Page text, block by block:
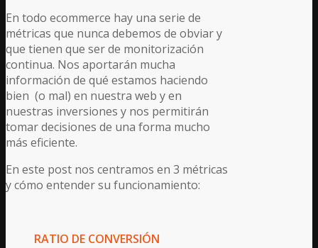
En todo ecommerce hay una serie de
métricas que nunca debemos de obviar y
que tienen que ser de monitorización
continua. Nos aportarán mucha
información de qué estamos haciendo
bien (o mal) en nuestra web y en
nuestras inversiones y nos permitirán
tomar decisiones de una forma mucho
más eficiente.
En este post nos centramos en 3 métricas
y cómo entender su funcionamiento:
RATIO DE CONVERSIÓN